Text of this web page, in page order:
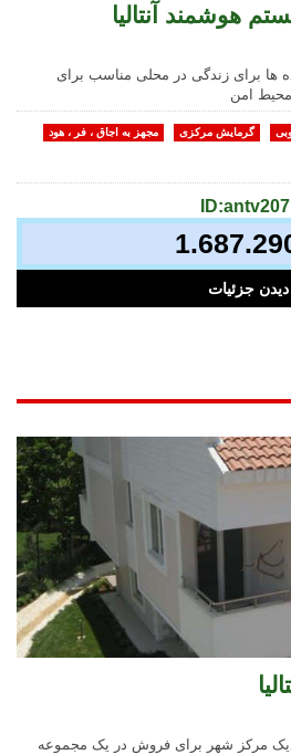
هوشمند آنتالیا
ها برای زندگی در محلی مناسب برای
مجهز به اجاق ، فر ، هود گرمایش مرکزی
ID:antv207
دیدن جزئیات
مرکز شهر برای فروش در یک مجموعه